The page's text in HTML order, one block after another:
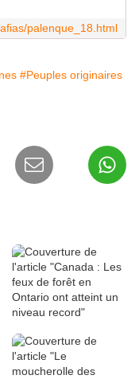
palenque_18.html
#Peuples originaires